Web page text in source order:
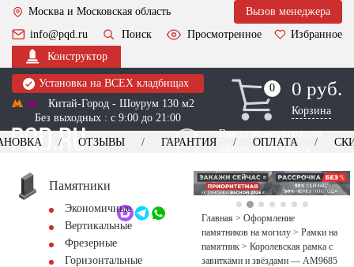
Москва и Московская область
Вызов менеджера
info@pqd.ru
Поиск Просмотренное
Избранное
Конструктор
Установка на ВСЕХ кладбищах
Китай-Город - Шоурум 130 м2
Без выходных : с 9:00 до 21:00
0
0 0 руб.
Корзина
Выезд менеджера для
оформления заказа
+7 (495) 518-44-23
Обратный звонок
ОТЗЫВЫ ГАРАНТИЯ ОПЛАТА
Памятники
Экономичные
Вертикальные
Фрезерные
Горизонтальные
Главная > Оформление
памятников на могилу > Рамки на
памятник > Королевская рамка с
завитками и звёздами — AM9685